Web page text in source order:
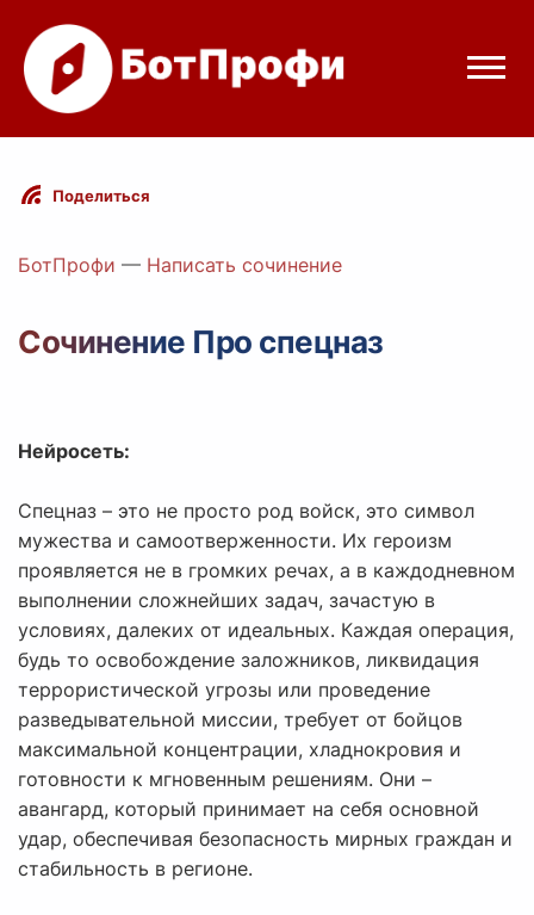
Режимы бота
Цены
Поделиться
БотПрофи — Написать сочинение
Сочинение Про спецназ
Нейросеть:
Спецназ – это не просто род войск, это символ
мужества и самоотверженности. Их героизм
проявляется не в громких речах, а в каждодневном
выполнении сложнейших задач, зачастую в
условиях, далеких от идеальных. Каждая операция,
будь то освобождение заложников, ликвидация
террористической угрозы или проведение
разведывательной миссии, требует от бойцов
максимальной концентрации, хладнокровия и
готовности к мгновенным решениям. Они –
авангард, который принимает на себя основной
удар, обеспечивая безопасность мирных граждан и
стабильность в регионе.